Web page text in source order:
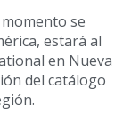
se
estará al
en Nueva
del catálogo